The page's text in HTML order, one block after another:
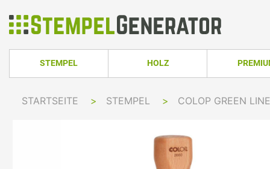
STEMPEL HOLZ
HOLZSTEMPEL OVAL TRODAT
STARTSEITE > STEMPEL > COLOP GREEN